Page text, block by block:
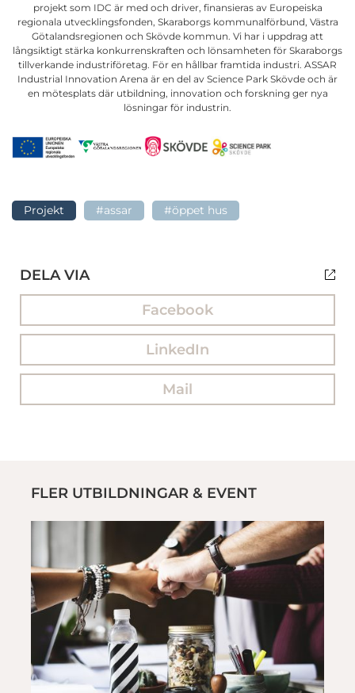
projekt som IDC är med och driver, finansieras av Europeiska
regionala utvecklingsfonden, Skaraborgs kommunalförbund, Västra
Götalandsregionen och Skövde kommun. Vi har i uppdrag att
långsiktigt stärka konkurrenskraften och lönsamheten för Skaraborgs
tillverkande industriföretag. För en hållbar framtida industri. ASSAR
Industrial Innovation Arena är en del av Science Park Skövde och är
en mötesplats där utbildning, innovation och forskning ger nya
lösningar för industrin.
Projekt #assar #öppet hus
DELA VIA
Facebook
LinkedIn
Mail
FLER UTBILDNINGAR & EVENT